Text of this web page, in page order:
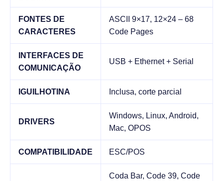
FONTES DE
CARACTERES
ASCII 9×17, 12×24 – 68
Code Pages
INTERFACES DE
COMUNICAÇÃO
USB + Ethernet + Serial
IGUILHOTINA Inclusa, corte parcial
DRIVERS
Windows, Linux, Android,
Mac, OPOS
COMPATIBILIDADE ESC/POS
Coda Bar, Code 39, Code